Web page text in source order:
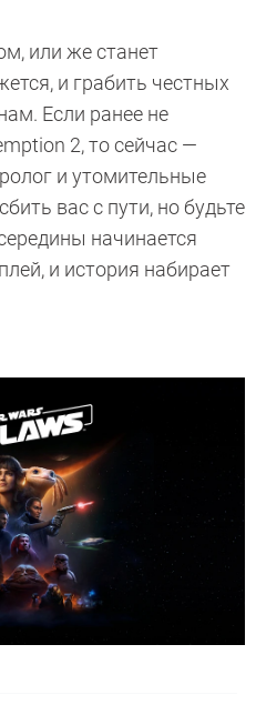
или же станет
и грабить честных
Если ранее не
2, то сейчас —
и утомительные
вас с пути, но будьте
начинается
и история набирает